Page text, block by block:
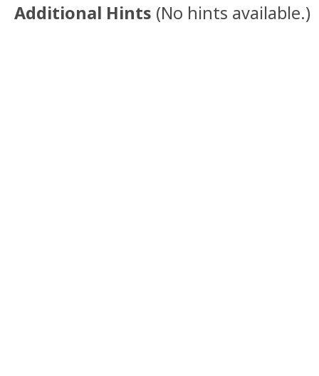
Additional Hints (No hints available.)